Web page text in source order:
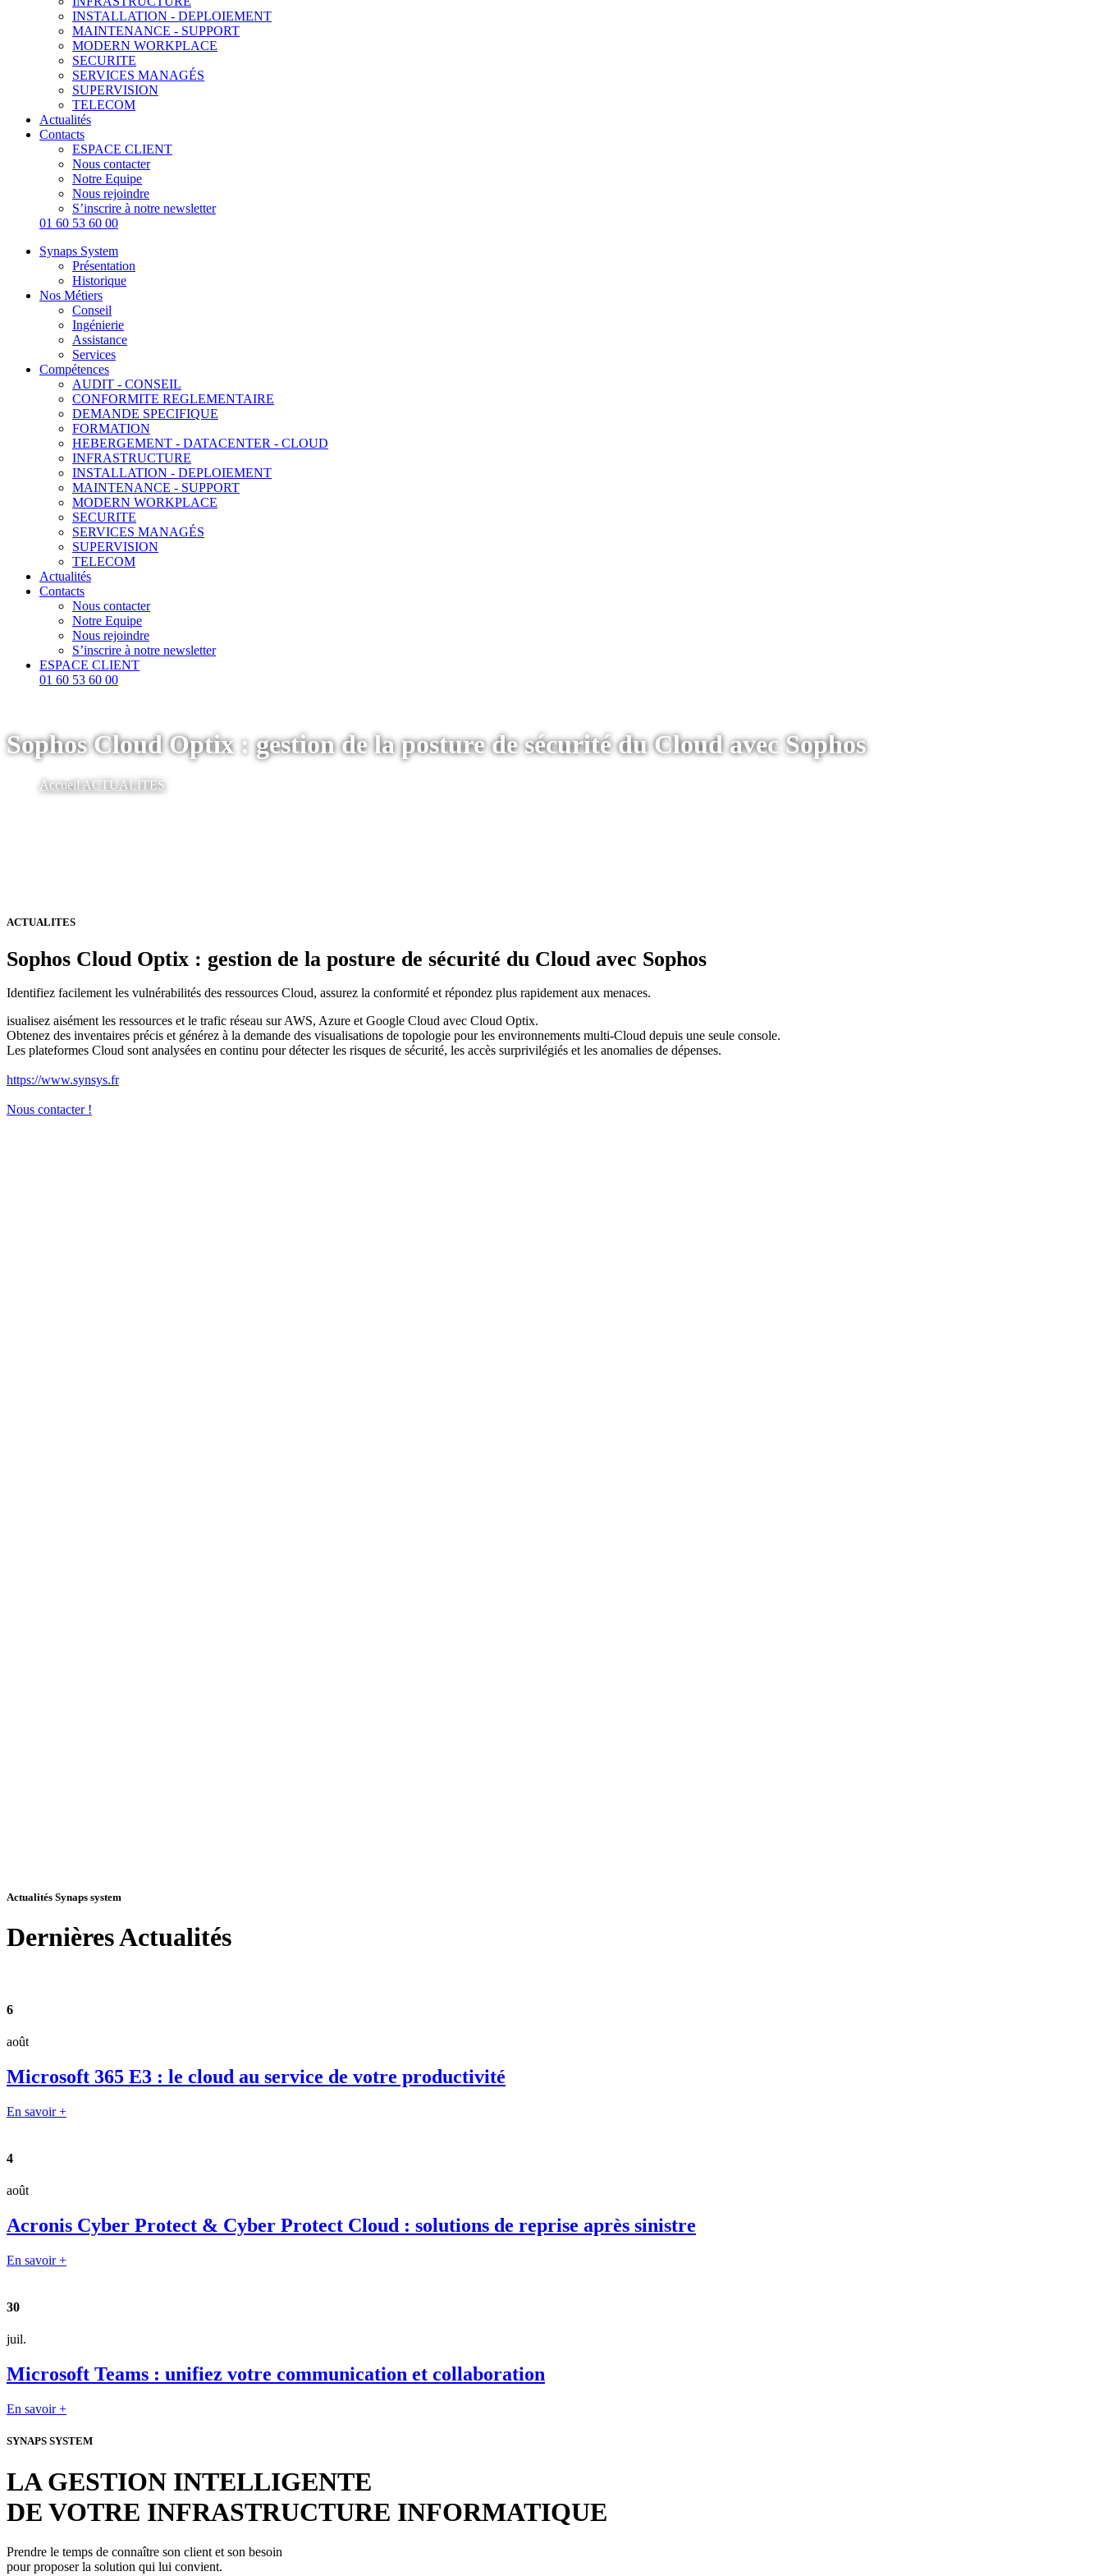
INSTALLATION - DEPLOIEMENT
MAINTENANCE - SUPPORT
MODERN WORKPLACE
SECURITE
SERVICES MANAGÉS
SUPERVISION
TELECOM
Actualités
Contacts
ESPACE CLIENT
Nous contacter
Notre Equipe
Nous rejoindre
S’inscrire à notre newsletter
01 60 53 60 00
Synaps System
Présentation
Historique
Nos Métiers
Conseil
Ingénierie
Assistance
Services
Compétences
AUDIT - CONSEIL
CONFORMITE REGLEMENTAIRE
DEMANDE SPECIFIQUE
FORMATION
HEBERGEMENT - DATACENTER - CLOUD
INFRASTRUCTURE
INSTALLATION - DEPLOIEMENT
MAINTENANCE - SUPPORT
MODERN WORKPLACE
SECURITE
SERVICES MANAGÉS
SUPERVISION
TELECOM
Actualités
Contacts
Nous contacter
Notre Equipe
Nous rejoindre
S’inscrire à notre newsletter
ESPACE CLIENT
01 60 53 60 00
Sophos Cloud Optix : gestion de la posture de sécurité du Cloud avec Sophos
AccueilACTUALITES
ACTUALITES
Sophos Cloud Optix : gestion de la posture de sécurité du Cloud avec Sophos
Identifiez facilement les vulnérabilités des ressources Cloud, assurez la conformité et répondez plus rapidement aux menaces.
isualisez aisément les ressources et le trafic réseau sur AWS, Azure et Google Cloud avec Cloud Optix.
Obtenez des inventaires précis et générez à la demande des visualisations de topologie pour les environnements multi-Cloud depuis une seule console.
Les plateformes Cloud sont analysées en continu pour détecter les risques de sécurité, les accès surprivilégiés et les anomalies de dépenses.
https://www.synsys.fr
Nous contacter !
Actualités Synaps system
DernièresActualités
6
août
Microsoft 365 E3 : le cloud au service de votre productivité
En savoir +
4
août
Acronis Cyber Protect & Cyber Protect Cloud : solutions de reprise après sinistre
En savoir +
30
juil.
Microsoft Teams : unifiez votre communication et collaboration
En savoir +
SYNAPS SYSTEM
LA GESTION INTELLIGENTE
DE VOTRE INFRASTRUCTURE INFORMATIQUE
Prendre le temps de connaître son client et son besoin
pour proposer la solution qui lui convient.